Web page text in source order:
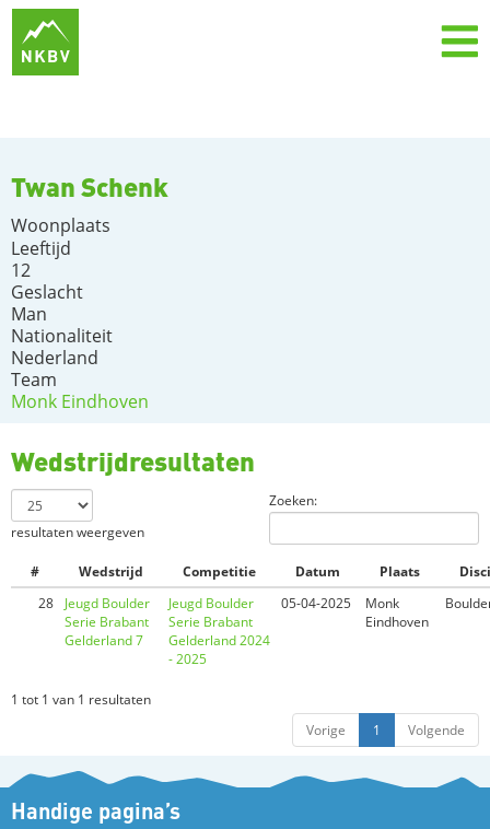
Twan Schenk
Woonplaats
Leeftijd
12
Geslacht
Man
Nationaliteit
Nederland
Team
Monk Eindhoven
Wedstrijdresultaten
resultaten weergeven
Zoeken:
# Wedstrijd Competitie Datum Plaats
28
Jeugd Boulder
Serie Brabant
Gelderland 7
Jeugd Boulder
Serie Brabant
Gelderland 2024
- 2025
05-04-2025
Monk
Eindhoven
1 tot 1 van 1 resultaten
Vorige
1 Volgende
Handige pagina’s